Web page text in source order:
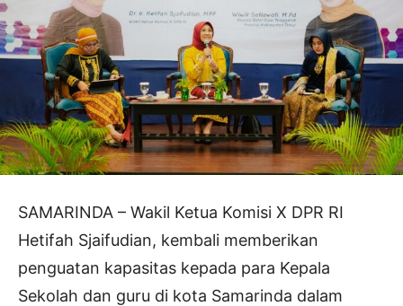
SAMARINDA – Wakil Ketua Komisi X DPR RI
Hetifah Sjaifudian, kembali memberikan
penguatan kapasitas kepada para Kepala
Sekolah dan guru di kota Samarinda dalam